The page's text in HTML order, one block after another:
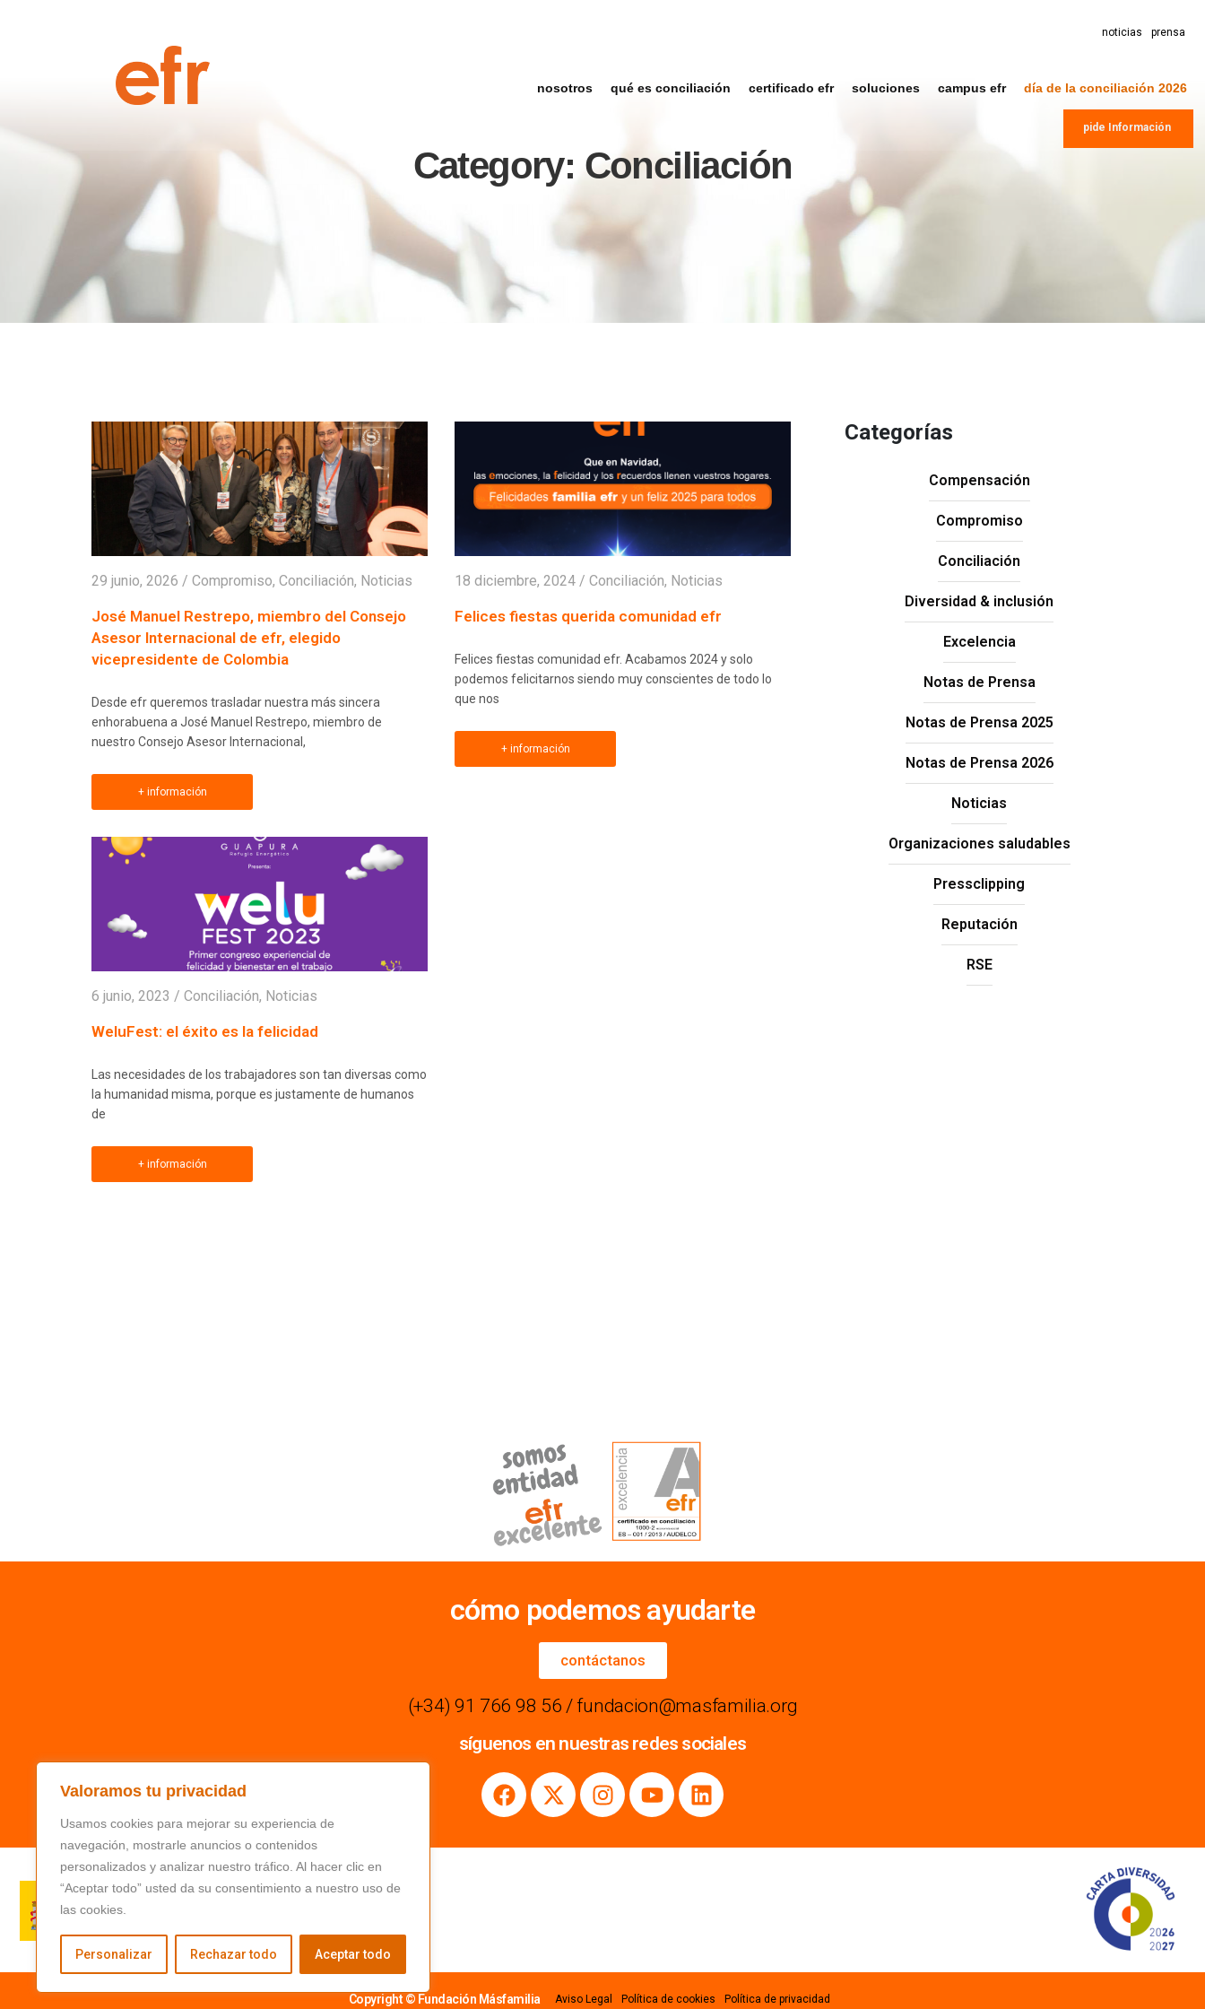
Valoramos tu privacidad
Usamos cookies para mejorar su experiencia de
navegación, mostrarle anuncios o contenidos
personalizados y analizar nuestro tráfico. Al hacer clic en
“Aceptar todo” usted da su consentimiento a nuestro uso de
las cookies.
Personalizar Rechazar todo Aceptar todo
noticias prensa
nosotros qué es conciliación certificado efr soluciones campus efr día de la conciliación 2026
pide Información
Category: Conciliación
29 junio, 2026 / Compromiso, Conciliación, Noticias
José Manuel Restrepo, miembro del Consejo
Asesor Internacional de efr, elegido
vicepresidente de Colombia
Desde efr queremos trasladar nuestra más sincera
enhorabuena a José Manuel Restrepo, miembro de
nuestro Consejo Asesor Internacional,
+ información
18 diciembre, 2024 / Conciliación, Noticias
Felices fiestas querida comunidad efr
Felices fiestas comunidad efr. Acabamos 2024 y solo
podemos felicitarnos siendo muy conscientes de todo lo
que nos
+ información
6 junio, 2023 / Conciliación, Noticias
WeluFest: el éxito es la felicidad
Las necesidades de los trabajadores son tan diversas como
la humanidad misma, porque es justamente de humanos
de
+ información
Categorías
Compensación
Compromiso
Conciliación
Diversidad & inclusión
Excelencia
Notas de Prensa
Notas de Prensa 2025
Notas de Prensa 2026
Noticias
Organizaciones saludables
Pressclipping
Reputación
RSE
cómo podemos ayudarte
contáctanos
(+34) 91 766 98 56 / fundacion@masfamilia.org
síguenos en nuestras redes sociales
Copyright © Fundación Másfamilia Aviso Legal Política de cookies Política de privacidad